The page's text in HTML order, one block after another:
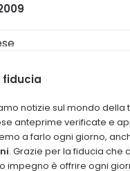
fiducia
notizie sul mondo della
anteprime verificate e
a farlo ogni giorno,
. Grazie per la fiducia che
impegno è offrire ogni